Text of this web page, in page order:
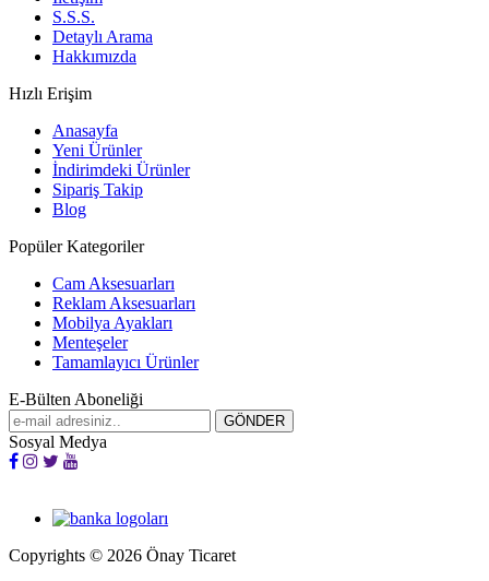
S.S.S.
Detaylı Arama
Hakkımızda
Hızlı Erişim
Anasayfa
Yeni Ürünler
İndirimdeki Ürünler
Sipariş Takip
Blog
Popüler Kategoriler
Cam Aksesuarları
Reklam Aksesuarları
Mobilya Ayakları
Menteşeler
Tamamlayıcı Ürünler
E-Bülten Aboneliği
Sosyal Medya
Copyrights © 2026 Önay Ticaret